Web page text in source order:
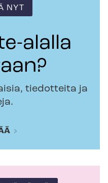
NYT
alalla
tiedotteita ja